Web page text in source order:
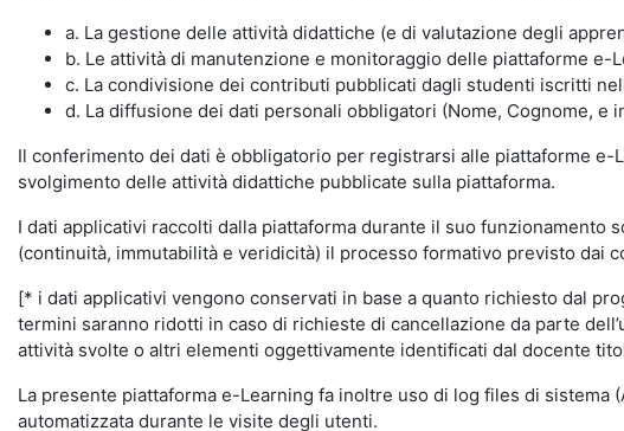
a. La gestione delle attività didattiche (e di valutazione degli
b. Le attività di manutenzione e monitoraggio delle piattaforme
c. La condivisione dei contributi pubblicati dagli studenti iscritti
d. La diffusione dei dati personali obbligatori (Nome, Cognome,
Il conferimento dei dati è obbligatorio per registrarsi alle piattaforme
svolgimento delle attività didattiche pubblicate sulla piattaforma.
I dati applicativi raccolti dalla piattaforma durante il suo
(continuità, immutabilità e veridicità) il processo formativo previsto dai
[* i dati applicativi vengono conservati in base a quanto richiesto dal
termini saranno ridotti in caso di richieste di cancellazione da parte
attività svolte o altri elementi oggettivamente identificati dal docente
La presente piattaforma e-Learning fa inoltre uso di log files di
automatizzata durante le visite degli utenti.